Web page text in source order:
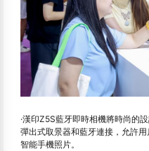
·漢印Z5S藍牙即時相機將時尚的
彈出式取景器和藍牙連接，允許
智能手機照片。